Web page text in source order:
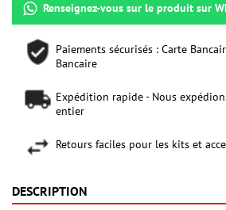
Renseignez-vous sur le produit sur
Paiements sécurisés : Carte
Bancaire
Expédition rapide - Nous
entier
Retours faciles pour les kits et
DESCRIPTION